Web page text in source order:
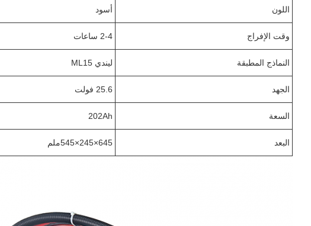
اللون أسود
وقت الإفراج 2-4 ساعات
النماذج المطبقة ليندي ML15
الجهد 25.6 فولت
السعة 202Ah
البعد 645×245×545ملم